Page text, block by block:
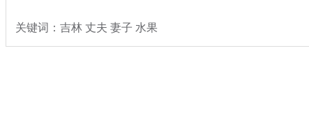
关键词：吉林 丈夫 妻子 水果